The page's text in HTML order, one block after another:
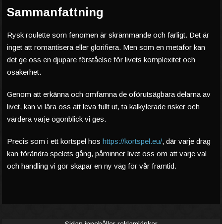
Sammanfattning
Rysk roulette som fenomen är skrämmande och farligt. Det är
inget att romantisera eller glorifiera. Men som en metafor kan
det ge oss en djupare förståelse för livets komplexitet och
osäkerhet.
Genom att erkänna och omfamna de oförutsägbara delarna av
livet, kan vi lära oss att leva fullt ut, ta kalkylerade risker och
värdera varje ögonblick vi ges.
Precis som i ett kortspel hos https://kortspel.eu/, där varje drag
kan förändra spelets gång, påminner livet oss om att varje val
och handling vi gör skapar en ny väg för vår framtid.